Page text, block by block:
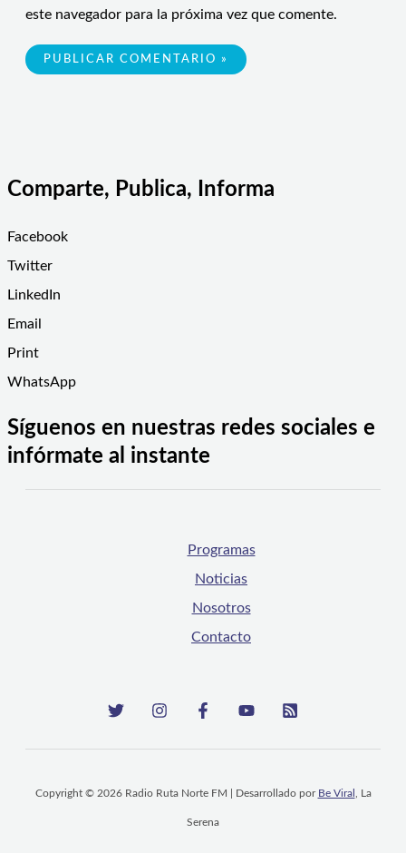
este navegador para la próxima vez que comente.
Comparte, Publica, Informa
Facebook
Twitter
LinkedIn
Email
Print
WhatsApp
Síguenos en nuestras redes sociales e
infórmate al instante
Programas
Noticias
Nosotros
Contacto
Copyright © 2026 Radio Ruta Norte FM | Desarrollado por Be Viral , La
Serena